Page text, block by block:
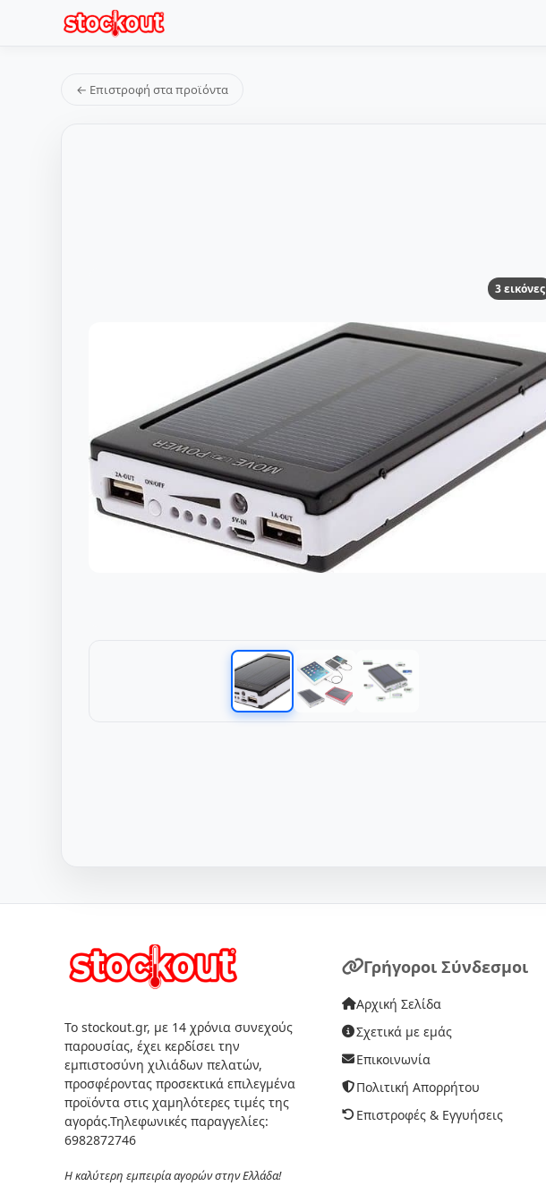
← Επιστροφή στα προϊόντα
3 εικόνες
Το stockout.gr, με 14 χρόνια συνεχούς
παρουσίας, έχει κερδίσει την
εμπιστοσύνη χιλιάδων πελατών,
προσφέροντας προσεκτικά επιλεγμένα
προϊόντα στις χαμηλότερες τιμές της
αγοράς.Τηλεφωνικές παραγγελίες:
6982872746
Η καλύτερη εμπειρία αγορών στην Ελλάδα!
Γρήγοροι Σύνδεσμοι
Αρχική Σελίδα
Σχετικά με εμάς
Επικοινωνία
Πολιτική Απορρήτου
Επιστροφές & Εγγυήσεις